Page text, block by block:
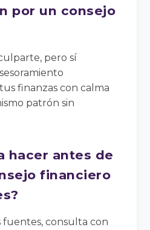
por un consejo
pero sí
finanzas con calma
patrón sin
hacer antes de
financiero
fuentes, consulta con